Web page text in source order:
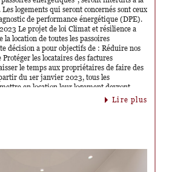
logements qui seront concernés sont ceux
de performance énergétique (DPE).
Le projet de loi Climat et résilience a
location de toutes les passoires
décision a pour objectifs de : Réduire nos
les locataires des factures
le temps aux propriétaires de faire des
du 1er janvier 2023, tous les
en location leur logement devront
énergétique. En effet, le seuil maximal de
d’un logement sera de 450 kWh/m².
2023 et toujours en vigueur. Celle-ci ne
lire plus